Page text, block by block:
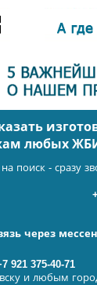
любых
поиск - сразу
через
921 375-40-71
и любым